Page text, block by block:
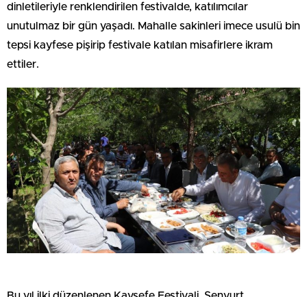
dinletileriyle renklendirilen festivalde, katılımcılar
unutulmaz bir gün yaşadı. Mahalle sakinleri imece usulü bin
tepsi kayfese pişirip festivale katılan misafirlere ikram
ettiler.